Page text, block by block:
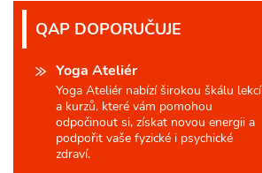
QAP DOPORUČUJE
Yoga Ateliér
Yoga Ateliér nabízí širokou škálu lekcí
a kurzů, které vám pomohou
odpočinout si, získat novou energii a
podpořit vaše fyzické i psychické
zdraví.